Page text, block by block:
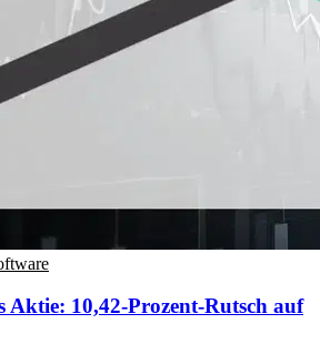
Aktie: 10,42-Prozent-Rutsch auf